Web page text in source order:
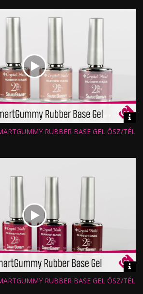
RUBBER BASE GEL ŐSZ/TÉL
RUBBER BASE GEL ŐSZ/TÉL